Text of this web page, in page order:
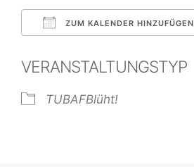
ZUM KALENDER HINZUFÜGEN
VERANSTALTUNGSTYP
TUBAFBlüht!